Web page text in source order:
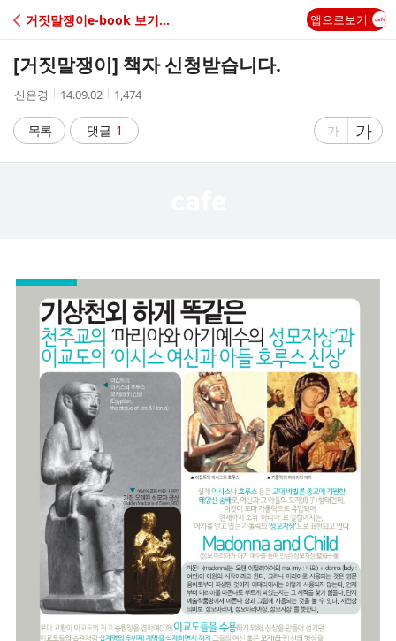
C
A
거짓말쟁이e-book 보기주문 앱으로보기
[거짓말쟁이] 책자 신청받습니다.
작
자
신은경
작
시
간
14.09.02
조
수
1,474
목록 댓글 1
글
가
글
자
가